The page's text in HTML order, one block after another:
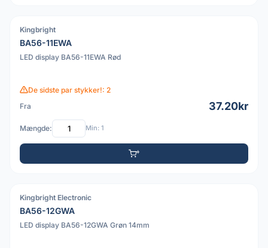
PDF
Kingbright
BA56-11EWA
LED display BA56-11EWA Rød
De sidste par stykker!: 2
Fra
37.20kr
Mængde: Min: 1
PDF
Kingbright Electronic
BA56-12GWA
LED display BA56-12GWA Grøn 14mm